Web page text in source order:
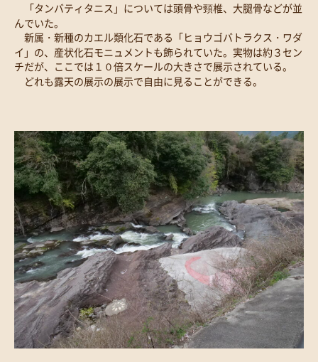
「タンバティタニス」については頭骨や頸椎、大腿骨などが並
んでいた。
新属・新種のカエル類化石である「ヒョウゴバトラクス・ワダ
イ」の、産状化石モニュメントも飾られていた。実物は約３セン
チだが、ここでは１０倍スケールの大きさで展示されている。
どれも露天の展示の展示で自由に見ることができる。